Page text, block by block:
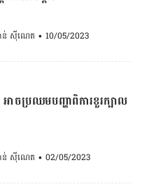
ាន់ ស៊ីណេត • 10/05/2023
ាចប្រឈមបញ្ហាពិការខួរក្បាល
ាន់ ស៊ីណេត • 02/05/2023